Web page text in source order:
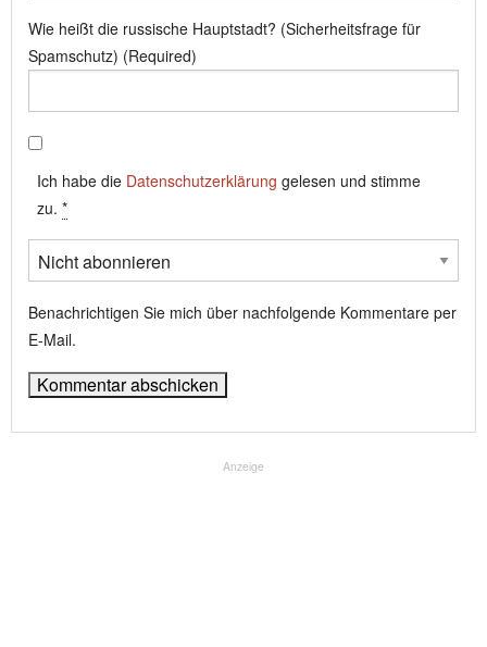
Wie heißt die russische Hauptstadt? (Sicherheitsfrage für
Spamschutz) (Required)
Ich habe die Datenschutzerklärung gelesen und stimme
zu. *
Benachrichtigen Sie mich über nachfolgende Kommentare per
E-Mail.
Anzeige